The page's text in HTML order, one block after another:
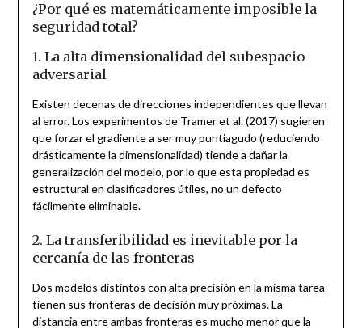
¿Por qué es matemáticamente imposible la
seguridad total?
1. La alta dimensionalidad del subespacio
adversarial
Existen decenas de direcciones independientes que llevan
al error. Los experimentos de Tramer et al. (2017) sugieren
que forzar el gradiente a ser muy puntiagudo (reduciendo
drásticamente la dimensionalidad) tiende a dañar la
generalización del modelo, por lo que esta propiedad es
estructural en clasificadores útiles, no un defecto
fácilmente eliminable.
2. La transferibilidad es inevitable por la
cercanía de las fronteras
Dos modelos distintos con alta precisión en la misma tarea
tienen sus fronteras de decisión muy próximas. La
distancia entre ambas fronteras es mucho menor que la